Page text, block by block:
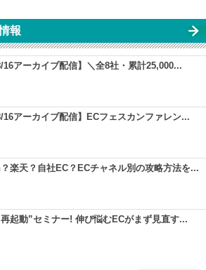
報
16アーカイブ配信】＼全8社・累計25,000...
16アーカイブ配信】ECフェスカンファレン...
楽天？自社EC？ECチャネル別の攻略方法を...
起動”セミナー! 伸び悩むECがまず見直す...